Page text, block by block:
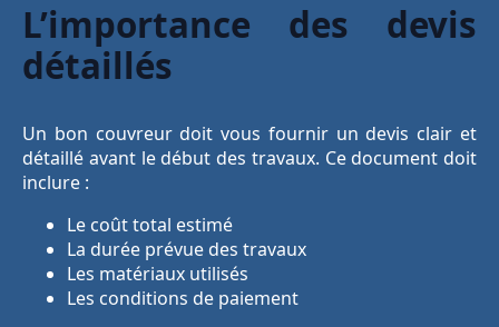
L’importance des devis
détaillés
Un bon couvreur doit vous fournir un devis clair et
détaillé avant le début des travaux. Ce document doit
inclure :
Le coût total estimé
La durée prévue des travaux
Les matériaux utilisés
Les conditions de paiement